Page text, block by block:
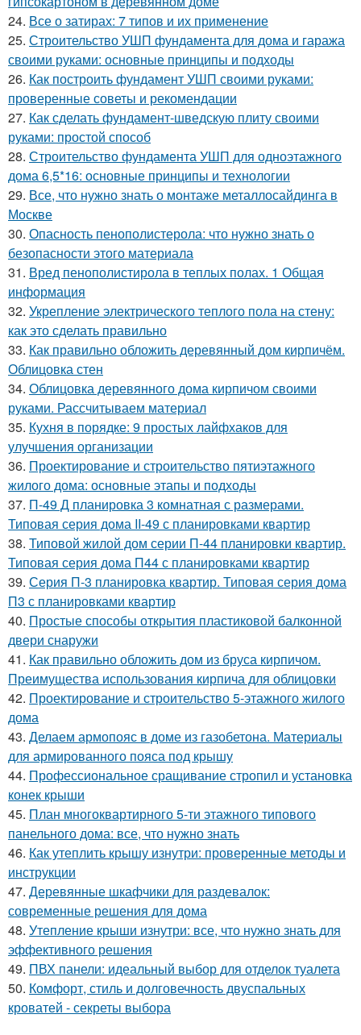
24. Все о затирах: 7 типов и их применение
25. Строительство УШП фундамента для дома и гаража
своими руками: основные принципы и подходы
26. Как построить фундамент УШП своими руками:
проверенные советы и рекомендации
27. Как сделать фундамент-шведскую плиту своими
руками: простой способ
28. Строительство фундамента УШП для одноэтажного
дома 6,5*16: основные принципы и технологии
29. Все, что нужно знать о монтаже металлосайдинга в
Москве
30. Опасность пенополистерола: что нужно знать о
безопасности этого материала
31. Вред пенополистирола в теплых полах. 1 Общая
информация
32. Укрепление электрического теплого пола на стену:
как это сделать правильно
33. Как правильно обложить деревянный дом кирпичём.
Облицовка стен
34. Облицовка деревянного дома кирпичом своими
руками. Рассчитываем материал
35. Кухня в порядке: 9 простых лайфхаков для
улучшения организации
36. Проектирование и строительство пятиэтажного
жилого дома: основные этапы и подходы
37. П-49 Д планировка 3 комнатная с размерами.
Типовая серия дома II-49 с планировками квартир
38. Типовой жилой дом серии П-44 планировки квартир.
Типовая серия дома П44 с планировками квартир
39. Серия П-3 планировка квартир. Типовая серия дома
П3 с планировками квартир
40. Простые способы открытия пластиковой балконной
двери снаружи
41. Как правильно обложить дом из бруса кирпичом.
Преимущества использования кирпича для облицовки
42. Проектирование и строительство 5-этажного жилого
дома
43. Делаем армопояс в доме из газобетона. Материалы
для армированного пояса под крышу
44. Профессиональное сращивание стропил и установка
конек крыши
45. План многоквартирного 5-ти этажного типового
панельного дома: все, что нужно знать
46. Как утеплить крышу изнутри: проверенные методы и
инструкции
47. Деревянные шкафчики для раздевалок:
современные решения для дома
48. Утепление крыши изнутри: все, что нужно знать для
эффективного решения
49. ПВХ панели: идеальный выбор для отделок туалета
50. Комфорт, стиль и долговечность двуспальных
кроватей - секреты выбора